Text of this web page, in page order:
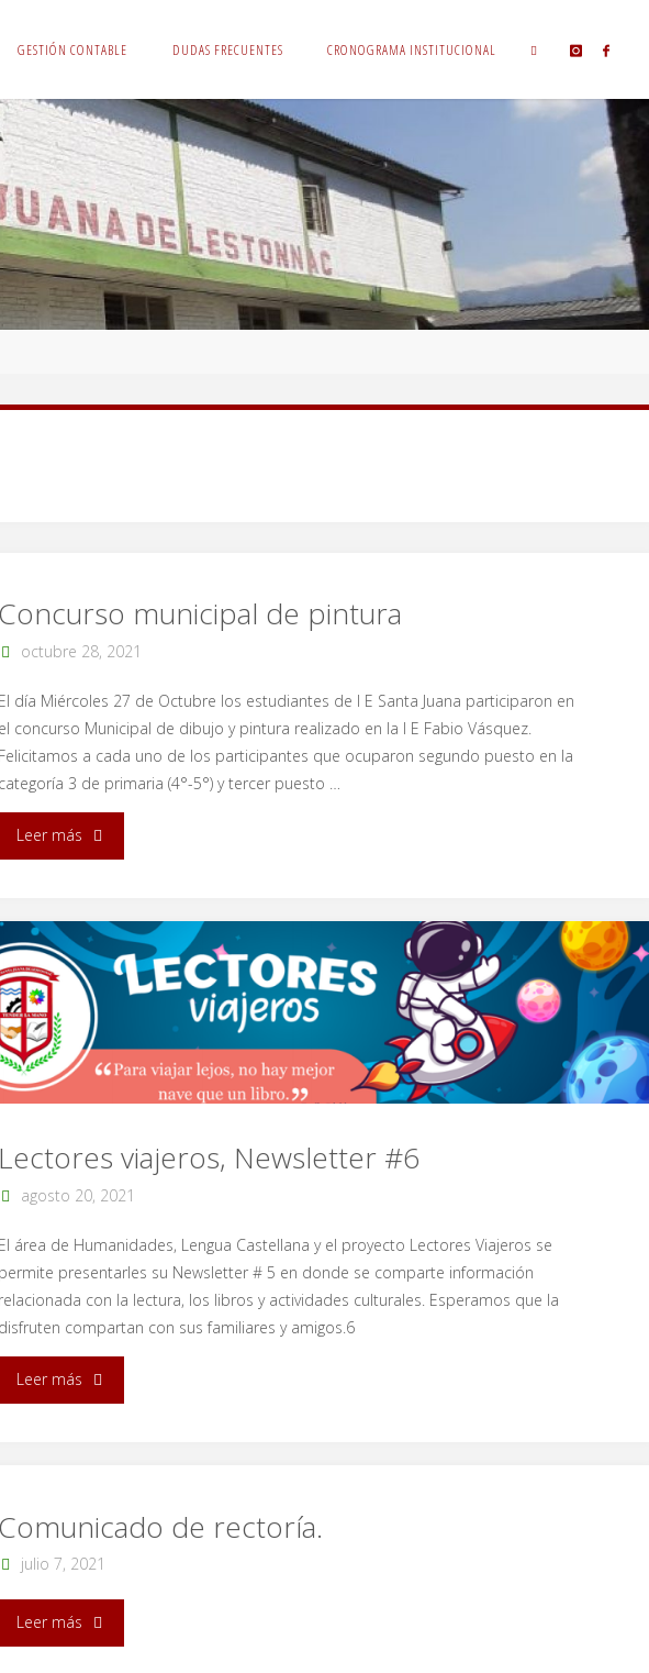
GESTIÓN CONTABLE DUDAS FRECUENTES CRONOGRAMA INSTITUCIONAL
Concurso municipal de pintura
octubre 28, 2021
El día Miércoles 27 de Octubre los estudiantes de I E Santa Juana participaron en
el concurso Municipal de dibujo y pintura realizado en la I E Fabio Vásquez.
Felicitamos a cada uno de los participantes que ocuparon segundo puesto en la
categoría 3 de primaria (4°-5°) y tercer puesto …
Leer más "Concurso
de
pintura"
Lectores viajeros, Newsletter #6
agosto 20, 2021
El área de Humanidades, Lengua Castellana y el proyecto Lectores Viajeros se
permite presentarles su Newsletter # 5 en donde se comparte información
relacionada con la lectura, los libros y actividades culturales. Esperamos que la
disfruten compartan con sus familiares y amigos.6
Leer más "Lectores
#6"
Comunicado de rectoría.
julio 7, 2021
Leer más "Comunicado